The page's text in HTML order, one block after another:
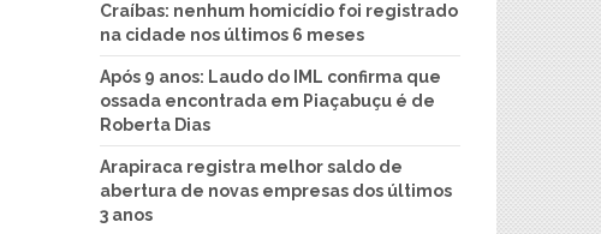
Craíbas: nenhum homicídio foi registrado
na cidade nos últimos 6 meses
Após 9 anos: Laudo do IML confirma que
ossada encontrada em Piaçabuçu é de
Roberta Dias
Arapiraca registra melhor saldo de
abertura de novas empresas dos últimos
3 anos